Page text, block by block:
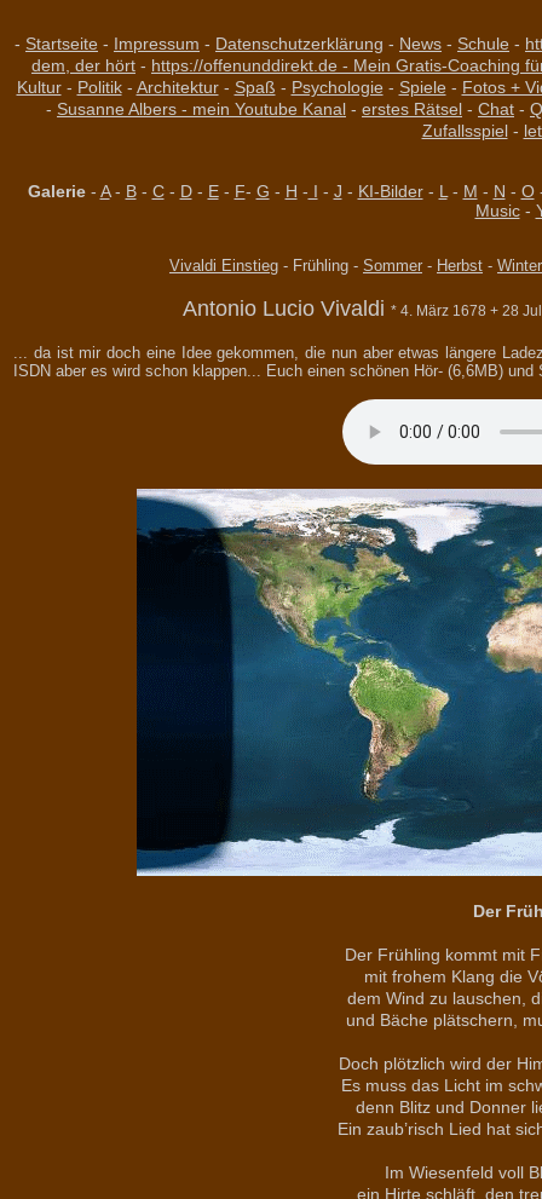
- Startseite - Impressum - Datenschutzerklärung - News - Schule -
dem, der hört - https://offenunddirekt.de - Mein Gratis-Coaching
Kultur- Politik- Architektur- Spaß - Psychologie- Spiele- Fotos +
- Susanne Albers - mein Youtube Kanal - erstes Rätsel - Chat -
Zufallsspiel-
Galerie- A- B- C- D- E- F- G - H - I - J - KI-Bilder- L - M - N - O
Music-
Vivaldi Einstieg - Frühling - Sommer - Herbst - Winter
Antonio Lucio Vivaldi * 4. März 1678 + 28
... da ist mir doch eine Idee gekommen, die nun aber etwas längere
ISDN aber es wird schon klappen... Euch einen schönen Hör- (6,6MB)
Der
Der Frühling kommt mit
mit frohem Klang die
dem Wind zu lauschen,
und Bäche plätschern,
Doch plötzlich wird der
Es muss das Licht im
denn Blitz und Donner
Ein zaub’risch Lied hat
Im Wiesenfeld voll
ein Hirte schläft, den